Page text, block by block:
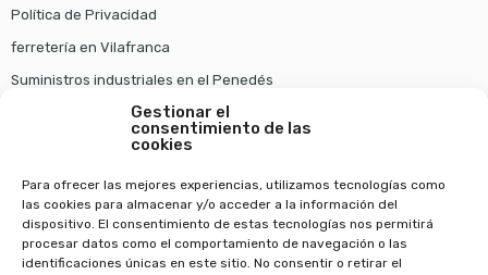
Gestionar el
consentimiento de las
cookies
Para ofrecer las mejores experiencias, utilizamos tecnologías como
las cookies para almacenar y/o acceder a la información del
dispositivo. El consentimiento de estas tecnologías nos permitirá
procesar datos como el comportamiento de navegación o las
identificaciones únicas en este sitio. No consentir o retirar el
Política de Privacidad
ferretería en Vilafranca
Suministros industriales en el Penedés